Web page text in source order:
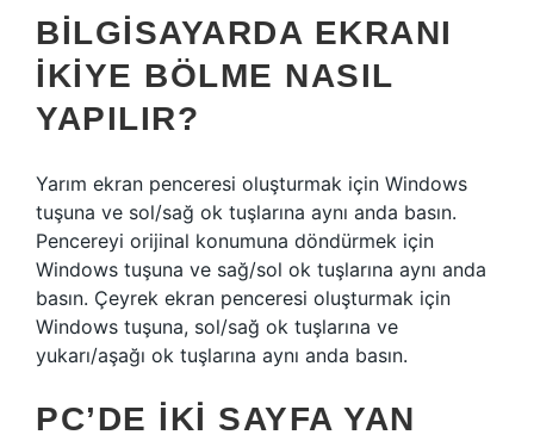
BILGISAYARDA EKRANI
IKIYE BÖLME NASIL
YAPILIR?
Yarım ekran penceresi oluşturmak için Windows
tuşuna ve sol/sağ ok tuşlarına aynı anda basın.
Pencereyi orijinal konumuna döndürmek için
Windows tuşuna ve sağ/sol ok tuşlarına aynı anda
basın. Çeyrek ekran penceresi oluşturmak için
Windows tuşuna, sol/sağ ok tuşlarına ve
yukarı/aşağı ok tuşlarına aynı anda basın.
PC’DE IKI SAYFA YAN